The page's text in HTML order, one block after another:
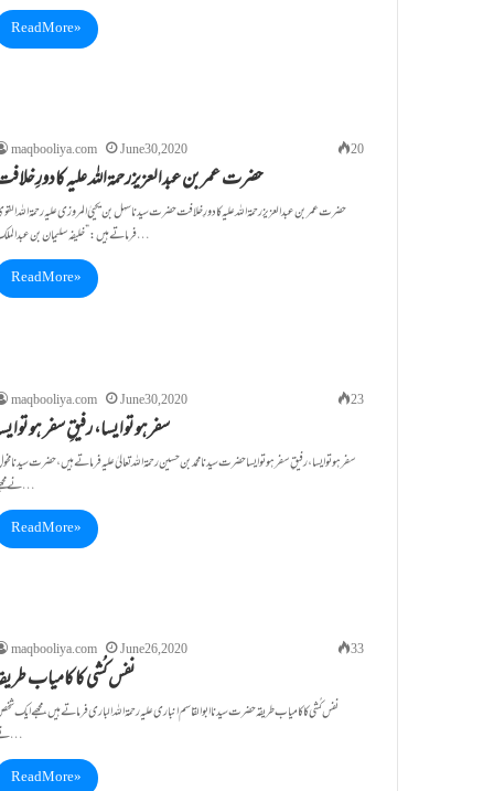
Read More »
maqbooliya.com June 30, 2020 20
حضرت عمربن عبدالعزیزرحمۃاللہ علیہ
حضرت عمربن عبدالعزیزرحمۃاللہ علیہ کادورِخلافت حضرت سیدناسہل بن یحییٰ المروزی علیہ رحمۃاللہ
فرماتے ہیں :”خلیفہ سلیمان بن عبد الملک…
Read More »
maqbooliya.com June 30, 2020 23
سفرہوتوایسا، رفیقِ سفر
سفرہوتوایسا، رفیقِ سفر ہوتوایسا حضرت سیدنا محمد بن حسین رحمۃ اللہ تعالیٰ علیہ فرماتے ہیں، حضرت سیدنا
نے مجھے…
Read More »
maqbooliya.com June 26, 2020 33
نفس کُشی کا کامیاب
نفس کُشی کا کامیاب طریقہ حضرت سیدنا ابو القاسم انباری علیہ رحمۃ اللہ الباری فرما تے ہیں،مجھے ایک
نے…
Read More »